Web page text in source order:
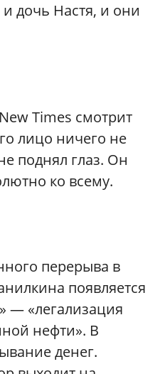
дочь Настя, и они
Times смотрит
лицо ничего не
поднял глаз. Он
ко всему.
перерыва в
появляется
— «легализация
нефти». В
денег.